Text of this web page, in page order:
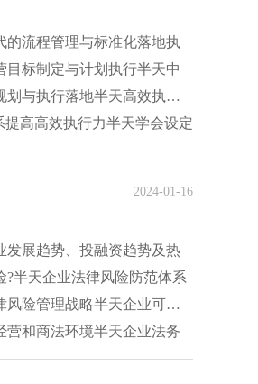
流程管理与标准化落地执
标制定与计划执行半天中
与执行落地半天高效执
高高效执行力半天学会设定
2024-01-16
发展趋势、投融资趋势及热
半天企业法律风险防范体系
险管理战略半天企业可复
营和商法环境半天企业法务